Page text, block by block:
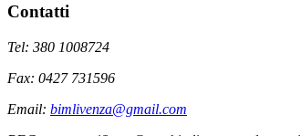
Contatti
Tel: 380 1008724
Fax: 0427 731596
Email: bimlivenza@gmail.com